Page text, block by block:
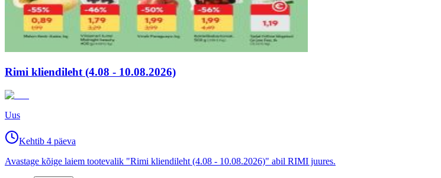
Rimi kliendileht (4.08 - 10.08.2026)
Uus
Kehtib 4 päeva
Avastage kõige laiem tootevalik "Rimi kliendileht (4.08 - 10.08.2026)" abil RIMI juures.